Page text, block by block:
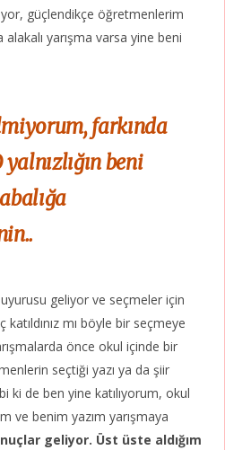
güçlendikçe öğretmenlerim
yarışma varsa yine beni
farkında
beni
geliyor ve seçmeler için
mı böyle bir seçmeye
önce okul içinde bir
seçtiği yazı ya da şiir
ki de ben yine katılıyorum, okul
ve benim yazım yarışmaya
geliyor. Üst üste aldığım